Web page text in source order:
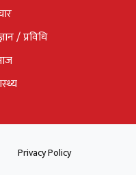
/ प्रविधि
Privacy Policy